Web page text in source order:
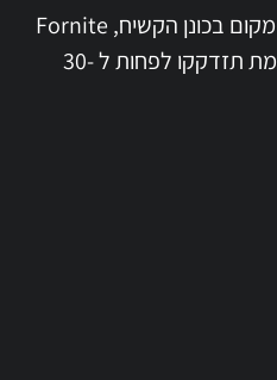
פשוט בדקו שיש לכם מספיק מקום בכונן הקשיח, Fornite
הוא משחק השוקל הרבה ובאמת תזדקקו לפחות ל -30